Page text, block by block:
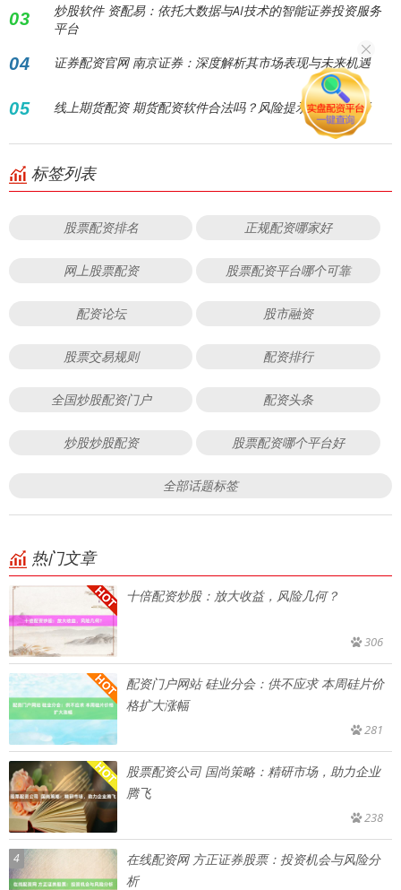
03
炒股软件 资配易：依托大数据与AI技术的智能证券投资服务
平台
04 证券配资官网 南京证券：深度解析其市场表现与未来机遇
05 线上期货配资 期货配资软件合法吗？风险提示与合规辨析
标签列表
股票配资排名 正规配资哪家好
网上股票配资 股票配资平台哪个可靠
配资论坛 股市融资
股票交易规则 配资排行
全国炒股配资门户 配资头条
炒股炒股配资 股票配资哪个平台好
全部话题标签
热门文章
十倍配资炒股：放大收益，风险几何？
306
配资门户网站 硅业分会：供不应求 本周硅片价
格扩大涨幅
281
股票配资公司 国尚策略：精研市场，助力企业
腾飞
238
4
在线配资网 方正证券股票：投资机会与风险分
析